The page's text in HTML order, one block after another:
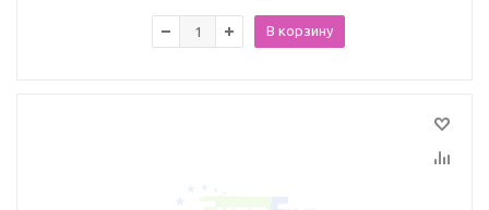
В корзину